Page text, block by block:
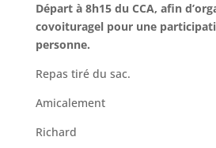
Départ à 8h15 du CCA, afin
covoituragel pour une
personne.
Repas tiré du sac.
Amicalement
Richard